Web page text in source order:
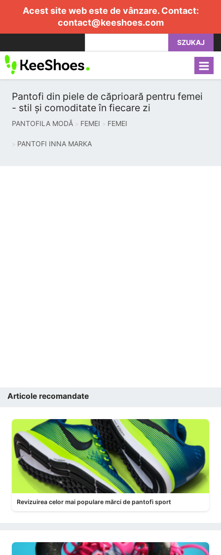
Acest site web este de vânzare. Contact:
contact@keeshoes.com
SZUKAJ
Pantofi din piele de căprioară pentru femei
- stil și comoditate în fiecare zi
PANTOFILA MODĂ FEMEI FEMEI
PANTOFI INNA MARKA
Articole recomandate
Revizuirea celor mai populare mărci de pantofi sport